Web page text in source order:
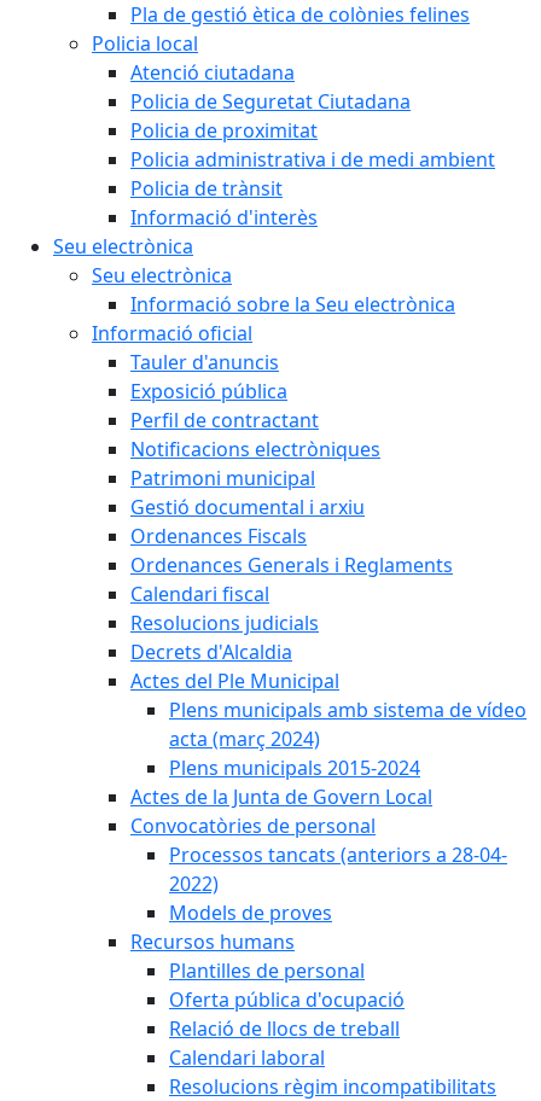
Pla de gestió ètica de colònies felines
Policia local
Atenció ciutadana
Policia de Seguretat Ciutadana
Policia de proximitat
Policia administrativa i de medi ambient
Policia de trànsit
Informació d'interès
Seu electrònica
Seu electrònica
Informació sobre la Seu electrònica
Informació oficial
Tauler d'anuncis
Exposició pública
Perfil de contractant
Notificacions electròniques
Patrimoni municipal
Gestió documental i arxiu
Ordenances Fiscals
Ordenances Generals i Reglaments
Calendari fiscal
Resolucions judicials
Decrets d'Alcaldia
Actes del Ple Municipal
Plens municipals amb sistema de vídeo
acta (març 2024)
Plens municipals 2015-2024
Actes de la Junta de Govern Local
Convocatòries de personal
Processos tancats (anteriors a 28-04-
2022)
Models de proves
Recursos humans
Plantilles de personal
Oferta pública d'ocupació
Relació de llocs de treball
Calendari laboral
Resolucions règim incompatibilitats